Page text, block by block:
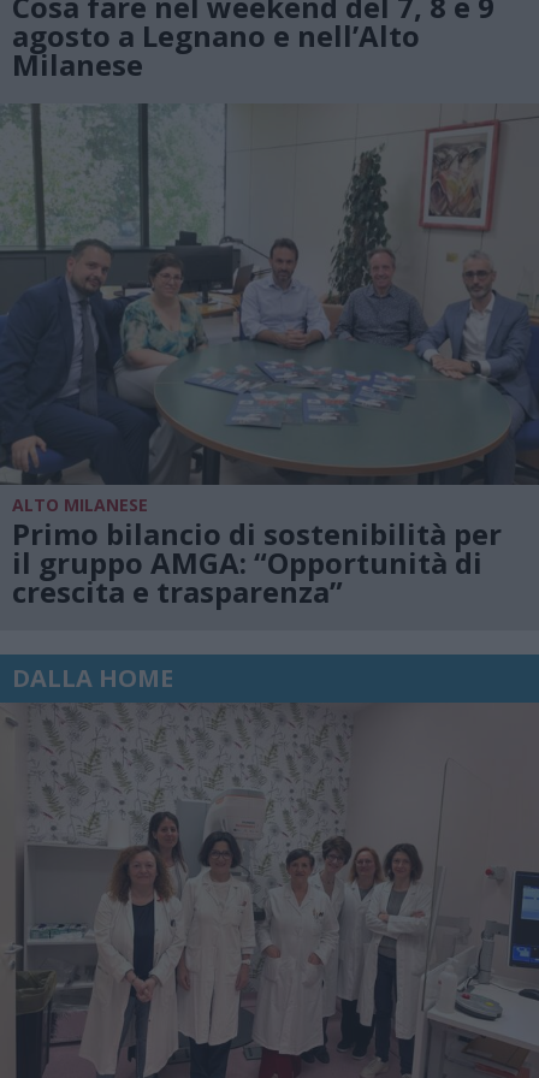
agosto a Legnano e nell’Alto
Milanese
ALTO MILANESE
Primo bilancio di sostenibilità per
il gruppo AMGA: “Opportunità di
crescita e trasparenza”
DALLA HOME